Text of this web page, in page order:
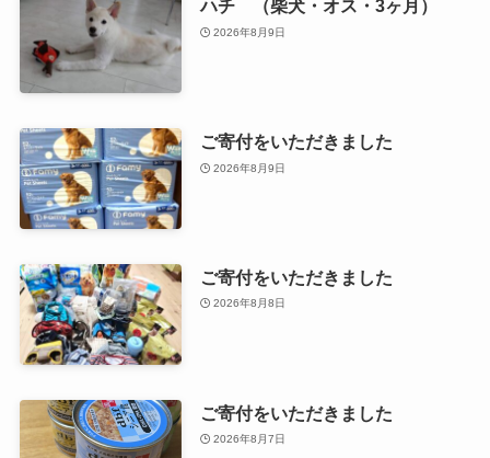
ハチ （柴犬・オス・3ヶ月）
2026年8月9日
ご寄付をいただきました
2026年8月9日
ご寄付をいただきました
2026年8月8日
ご寄付をいただきました
2026年8月7日